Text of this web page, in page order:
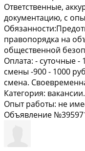
Ответственныe,
документацию, с
правопорядка на
общественной
Оплата: - суточные -
смены -900 - 1000
смена.
Категория:
Опыт работы: не
Объявление